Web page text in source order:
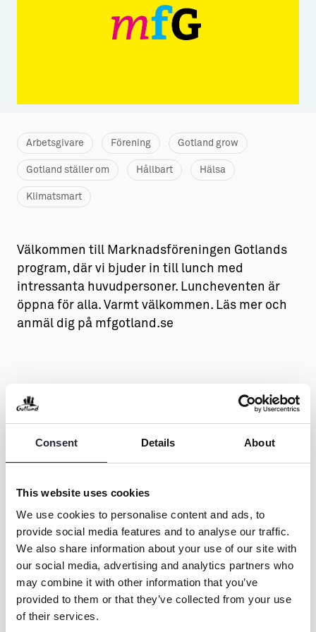
Consent Details About
This website uses cookies
We use cookies to personalise content and ads, to
provide social media features and to analyse our traffic.
We also share information about your use of our site with
our social media, advertising and analytics partners who
may combine it with other information that you’ve
provided to them or that they’ve collected from your use
of their services.
Aktiviteter
Gotlands kulturarv
Almedalsveckan
Medeltidsveckan
→ Gutamål och gotländska
→ Bygga hus
Allt om livet på Ön
→ Fritidsliv
→ Idrottsliv
→ Tonårsliv
Barn & Familj
Arbetsgivare Förening Gotland grow
Gotland ställer om Hållbart Hälsa
Klimatsmart
Välkommen till Marknadsföreningen Gotlands
program, där vi bjuder in till lunch med
intressanta huvudpersoner. Luncheventen är
öppna för alla. Varmt välkommen. Läs mer och
anmäl dig på mfgotland.se
Kontakt & öppettider
Dela